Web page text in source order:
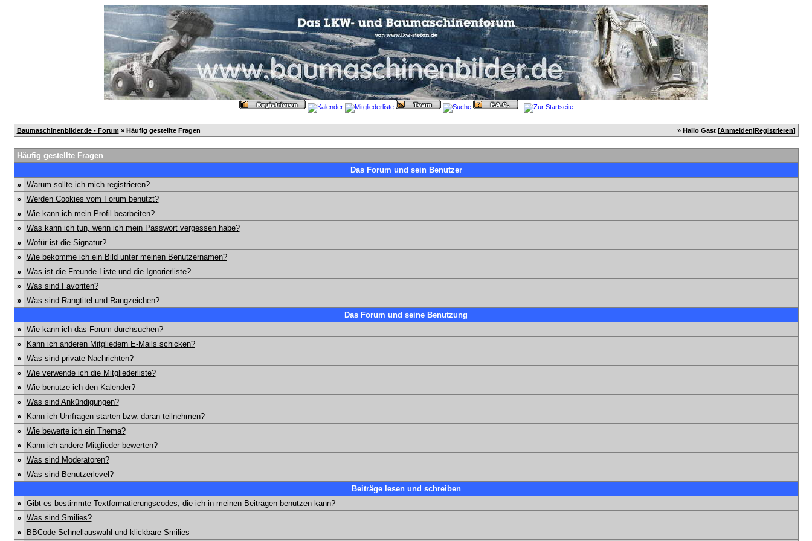
Baumaschinenbilder.de - Forum » Häufig gestellte Fragen » Hallo Gast [Anmelden|Registrieren]
Häufig gestellte Fragen
Das Forum und sein Benutzer
»
Warum sollte ich mich registrieren?
»
Werden Cookies vom Forum benutzt?
»
Wie kann ich mein Profil bearbeiten?
»
Was kann ich tun, wenn ich mein Passwort vergessen habe?
»
Wofür ist die Signatur?
»
Wie bekomme ich ein Bild unter meinen Benutzernamen?
»
Was ist die Freunde-Liste und die Ignorierliste?
»
Was sind Favoriten?
»
Was sind Rangtitel und Rangzeichen?
Das Forum und seine Benutzung
»
Wie kann ich das Forum durchsuchen?
»
Kann ich anderen Mitgliedern E-Mails schicken?
»
Was sind private Nachrichten?
»
Wie verwende ich die Mitgliederliste?
»
Wie benutze ich den Kalender?
»
Was sind Ankündigungen?
»
Kann ich Umfragen starten bzw. daran teilnehmen?
»
Wie bewerte ich ein Thema?
»
Kann ich andere Mitglieder bewerten?
»
Was sind Moderatoren?
»
Was sind Benutzerlevel?
Beiträge lesen und schreiben
»
Gibt es bestimmte Textformatierungscodes, die ich in meinen Beiträgen benutzen kann?
»
Was sind Smilies?
»
BBCode Schnellauswahl und klickbare Smilies